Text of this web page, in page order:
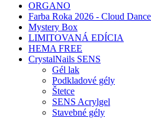
ORGANO
Farba Roka 2026 - Cloud
Mystery Box
LIMITOVANÁ EDÍCIA
HEMA FREE
CrystalNails SENS
Gél lak
Podkladové gély
Štetce
SENS Acrylgel
Stavebné gély